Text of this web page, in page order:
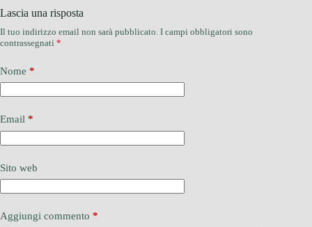
Lascia una risposta
Il tuo indirizzo email non sarà pubblicato. I campi obbligatori sono
contrassegnati *
Nome *
Email *
Sito web
Aggiungi commento *